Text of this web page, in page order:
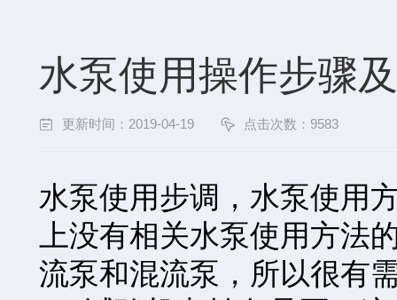
水泵使用操作步骤
更新时间：2019-04-19 点击次数：9583
水泵使用步调，水泵使用
上没有相关水泵使用方法
流泵和混流泵，所以很有